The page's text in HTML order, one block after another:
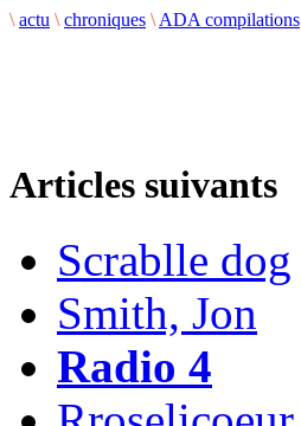
\ actu \ chroniques \ ADA compilations
Articles suivants
Scrablle dog
Smith, Jon
Radio 4